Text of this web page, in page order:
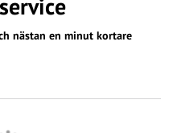
nästan en minut kortare